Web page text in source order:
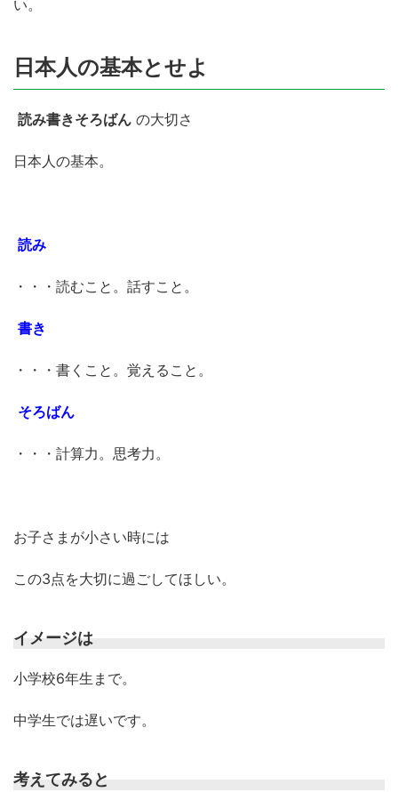
い。
日本人の基本とせよ
読み書きそろばん の大切さ
日本人の基本。
読み
・・・読むこと。話すこと。
書き
・・・書くこと。覚えること。
そろばん
・・・計算力。思考力。
お子さまが小さい時には
この3点を大切に過ごしてほしい。
イメージは
小学校6年生まで。
中学生では遅いです。
考えてみると